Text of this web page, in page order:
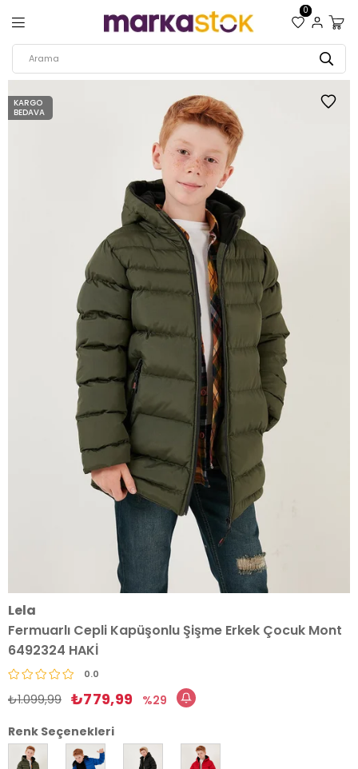
0
KARGO
BEDAVA
Lela
Fermuarlı Cepli Kapüşonlu Şişme Erkek Çocuk Mont
6492324 HAKİ
0.0
₺1.099,99 ₺779,99
29
Renk Seçenekleri